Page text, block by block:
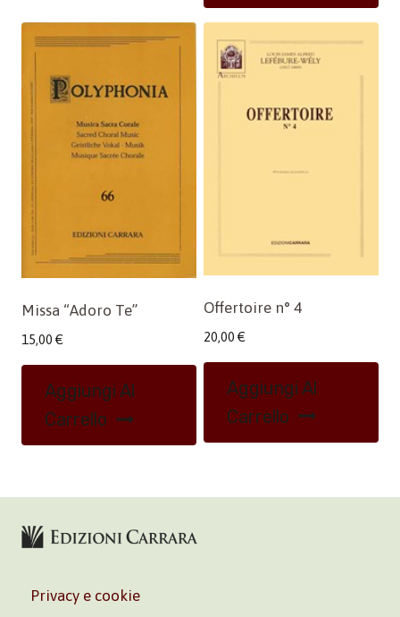
Missa “Adoro Te”
15,00 €
Aggiungi Al
Carrello
Offertoire n° 4
20,00 €
Aggiungi Al
Carrello
Privacy e cookie